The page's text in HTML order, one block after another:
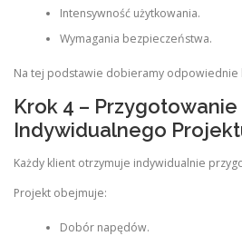
Intensywność użytkowania.
Wymagania bezpieczeństwa.
Na tej podstawie dobieramy odpowiednie
Krok 4 – Przygotowanie
Indywidualnego
Każdy klient otrzymuje indywidualnie
Projekt obejmuje:
Dobór napędów.